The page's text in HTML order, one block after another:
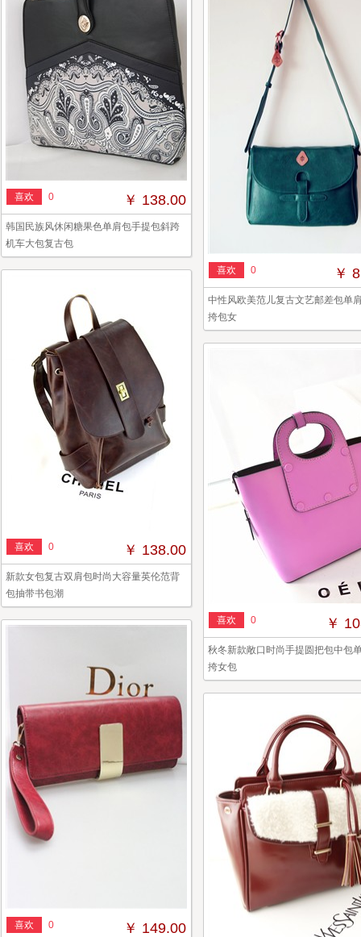
喜欢 0 ￥ 138.00
韩国民族风休闲糖果色单肩包手提包斜跨
机车大包复古包
喜欢 0 ￥
中性风欧美范儿复古文艺邮差包单
挎包女
喜欢 0 ￥ 138.00
新款女包复古双肩包时尚大容量英伦范背
包抽带书包潮
喜欢 0 ￥
秋冬新款敞口时尚手提圆把包中包
挎女包
喜欢 0 ￥ 149.00